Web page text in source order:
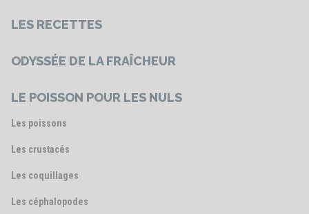
LES RECETTES
ODYSSÉE DE LA FRAÎCHEUR
LE POISSON POUR LES NULS
Les poissons
Les crustacés
Les coquillages
Les céphalopodes